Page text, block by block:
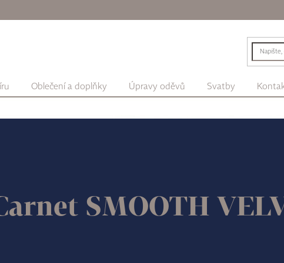
Oblečení a doplňky Úpravy oděvů Svatby
SMOOTH